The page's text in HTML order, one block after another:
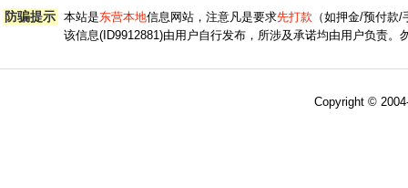
防骗提示 本站是东营本地信息网站，注意凡是要求先打款 （如押金/预付款
该信息(ID9912881)由用户自行发布，所涉及承诺均由用户负责。
Copyright ©